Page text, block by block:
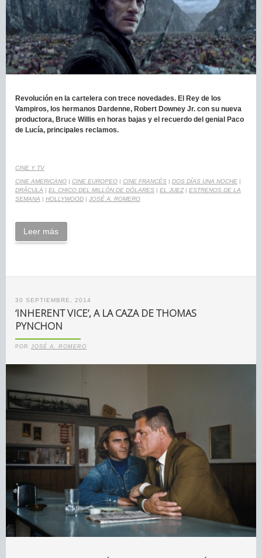
Revolución en la cartelera con trece novedades. El Rey de los
Vampiros, los hermanos Dardenne, Robert Downey Jr. con su nueva
productora, Bruce Willis en horas bajas y el recuerdo del genial Paco
de Lucía, principales reclamos.
CINE Y TV
CINE AMERICANO | CINE EUROPEO | CINE FRANCÉS | DOS DÍAS UNA NOCHE |
DRÁCULA | EL CHICO DEL MILLÓN DE DÓLARES | EL JUEZ| ESTRENOS DE LA
SEMANA | HOLLYWOOD | JOSÉ A. ROMERO
Leer más
30 SEPTIEMBRE, 2014
‘INHERENT VICE’, A LA CAZA DE THOMAS
PYNCHON
POR JOSÉ A. ROMERO